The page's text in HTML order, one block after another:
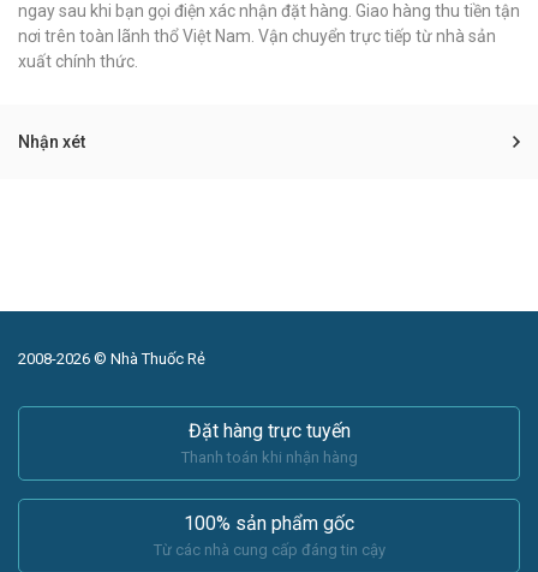
ngay sau khi bạn gọi điện xác nhận đặt hàng. Giao hàng thu tiền tận
nơi trên toàn lãnh thổ Việt Nam. Vận chuyển trực tiếp từ nhà sản
xuất chính thức.
Nhận xét
2008-2026 © Nhà Thuốc Rẻ
Đặt hàng trực tuyến
Thanh toán khi nhận hàng
100% sản phẩm gốc
Từ các nhà cung cấp đáng tin cậy